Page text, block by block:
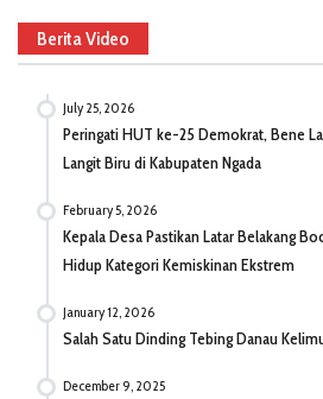
Berita Video
July 25, 2026
Peringati HUT ke-25 Demokrat, Bene
Langit Biru di Kabupaten Ngada
February 5, 2026
Kepala Desa Pastikan Latar Belakang
Hidup Kategori Kemiskinan Ekstrem
January 12, 2026
Salah Satu Dinding Tebing Danau
December 9, 2025